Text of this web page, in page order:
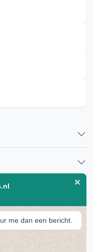
me dan een bericht.